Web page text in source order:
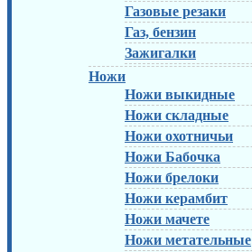
Газовые резаки
Газ, бензин
Зажигалки
Ножи
Ножи выкидные
Ножи складные
Ножи охотничьи
Ножи Бабочка
Ножи брелоки
Ножи керамбит
Ножи мачете
Ножи метательные